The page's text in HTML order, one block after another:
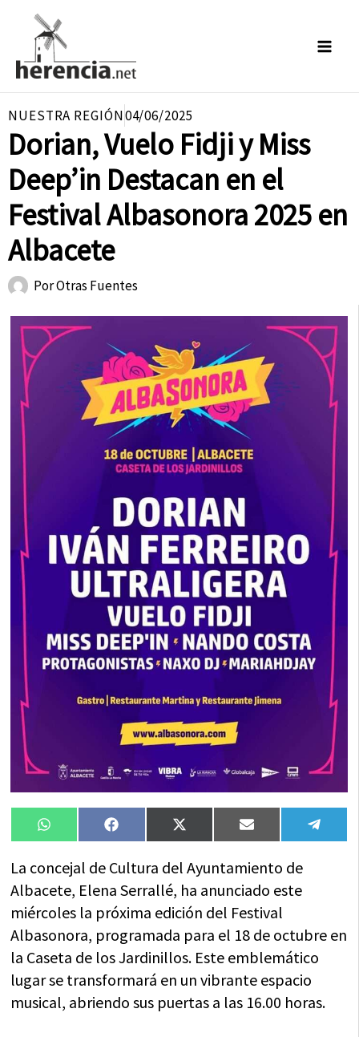
contenido
NUESTRA REGIÓN04/06/2025
Dorian, Vuelo Fidji y Miss
Deep’in Destacan en el
Festival Albasonora 2025 en
Albacete
PorOtras Fuentes
Compartir
en
WhatsAppCompartir
en
FacebookCompartir
en
X
(Twitter)
Compartir
en
Email
en
La concejal de Cultura del Ayuntamiento de
Albacete, Elena Serrallé, ha anunciado este
miércoles la próxima edición del Festival
Albasonora, programada para el 18 de octubre en
la Caseta de los Jardinillos. Este emblemático
lugar se transformará en un vibrante espacio
musical, abriendo sus puertas a las 16.00 horas.